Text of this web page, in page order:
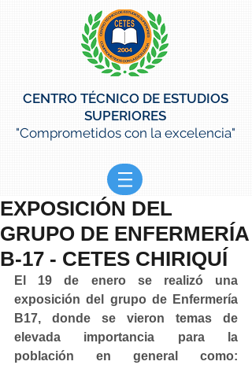
CENTRO TÉCNICO DE ESTUDIOS
SUPERIORES
"Comprometidos con la excelencia"
EXPOSICIÓN DEL
GRUPO DE ENFERMERÍA
B-17 - CETES CHIRIQUÍ
El 19 de enero se realizó una
exposición del grupo de Enfermería
B17, donde se vieron temas de
elevada importancia para la
población en general como: